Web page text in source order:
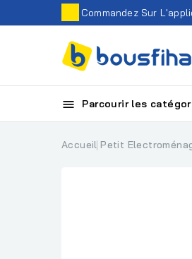
Commandez Sur
 Parcourir les
Accueil Petit